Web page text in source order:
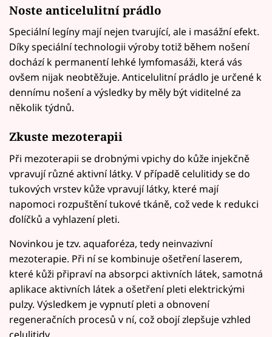
Noste anticelulitní prádlo
Speciální legíny mají nejen tvarující, ale i masážní efekt.
Díky speciální technologii výroby totiž během nošení
dochází k permanentí lehké lymfomasáži, která vás
ovšem nijak neobtěžuje. Anticelulitní prádlo je určené k
dennímu nošení a výsledky by měly být viditelné za
několik týdnů.
Zkuste mezoterapii
Při mezoterapii se drobnými vpichy do kůže injekčně
vpravují různé aktivní látky. V případě celulitidy se do
tukových vrstev kůže vpravují látky, které mají
napomoci rozpuštění tukové tkáně, což vede k redukci
ďolíčků a vyhlazení pleti.
Novinkou je tzv. aquaforéza, tedy neinvazivní
mezoterapie. Při ní se kombinuje ošetření laserem,
které kůži připraví na absorpci aktivních látek, samotná
aplikace aktivních látek a ošetření pleti elektrickými
pulzy. Výsledkem je vypnutí pleti a obnovení
regeneračních procesů v ní, což obojí zlepšuje vzhled